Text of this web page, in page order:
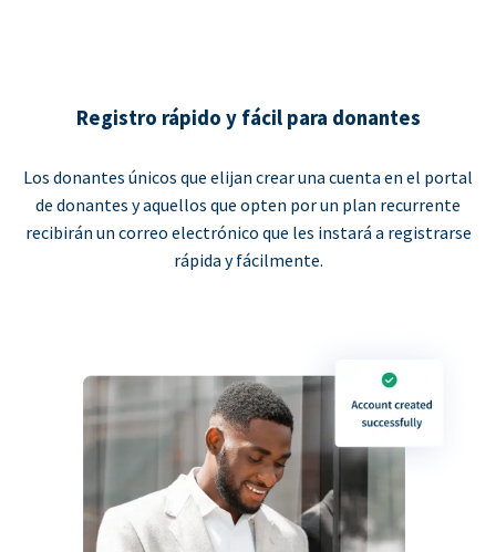
Registro rápido y fácil para donantes
Los donantes únicos que elijan crear una cuenta en el portal
de donantes y aquellos que opten por un plan recurrente
recibirán un correo electrónico que les instará a registrarse
rápida y fácilmente.